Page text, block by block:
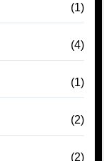
(1)
(4)
(1)
(2)
(2)